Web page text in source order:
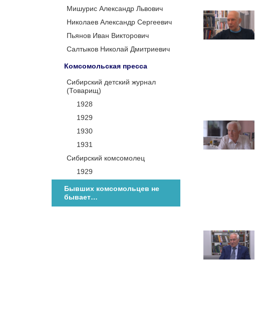
Мишурис Александр Львович
Николаев Александр Сергеевич
Пьянов Иван Викторович
Салтыков Николай Дмитриевич
Комсомольская пресса
Сибирский детский журнал
(Товарищ)
1928
1929
1930
1931
Сибирский комсомолец
1929
Бывших комсомольцев не
бывает…